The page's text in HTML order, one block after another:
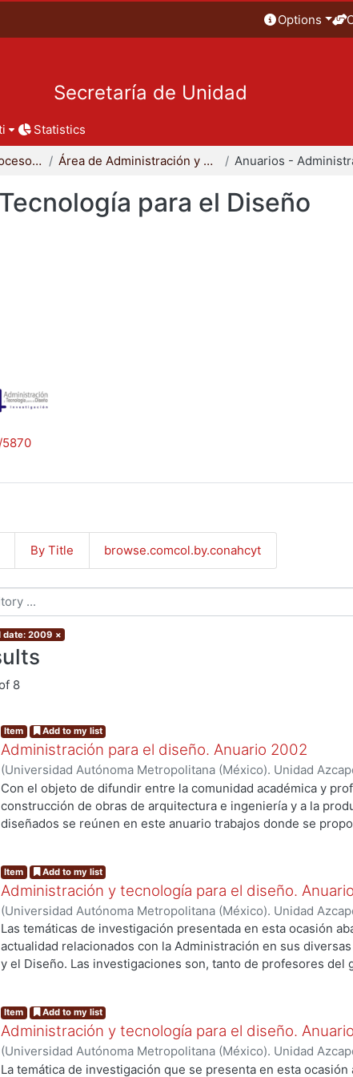
Options
Secretaría de Unidad
Statistics
Departamento de Procesos y Técnicas de Realización Área de Administración y Tecnología para el Diseño
para el Diseño
5870
By Title browse.comcol.by.conahcyt
date: 2009 ×
8
Item Add to my list
Administración para el diseño. Anuario 2002
(Universidad Autónoma Metropolitana (México). Unidad
Ciencias y Artes para el Diseño.,2002)Carpio Utrilla, César
Aurora;Cervantes Abarca, Alejandro;Jiménez Trejo, Joaquín;
Rubén;Rodríguez Martínez, Jorge;Flores Bustamante,
Con el objeto de difundir entre la comunidad académica y
construcción de obras de arquitectura e ingeniería y a la
diseñados se reúnen en este anuario trabajos donde se
dirección de nuevos productos del Diseño, dentro del ámbito
constructivas.
Item Add to my list
Administración y tecnología para el diseño.
(Universidad Autónoma Metropolitana (México). Unidad
Ciencias y Artes para el Diseño.,2009)Área de
Diseño.
Las temáticas de investigación presentada en esta ocasión
actualidad relacionados con la Administración en sus
y el Diseño. Las investigaciones son, tanto de profesores del
Universidad Autónoma de Yucatán, el Worcester Polytechnic
Massachusset USA, y la Universidad de la Habana Cuba;
demostrado en anuarios anteriores, en la investigación y
Arquitectura, la Ingeniería y el Diseño. En esta ocasión las
Item Add to my list
Administración y tecnología para el diseño.
(Universidad Autónoma Metropolitana (México). Unidad
Ciencias y Artes para el Diseño., 2008)Área de
La temática de investigación que se presenta en esta ocasión